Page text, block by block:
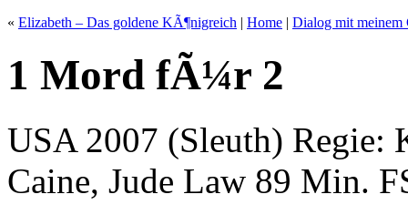
« Elizabeth – Das goldene KÃ¶nigreich | Home | Dialog mit meinem
1 Mord fÃ¼r 2
USA 2007 (Sleuth) Regie:
Caine, Jude Law 89 Min.